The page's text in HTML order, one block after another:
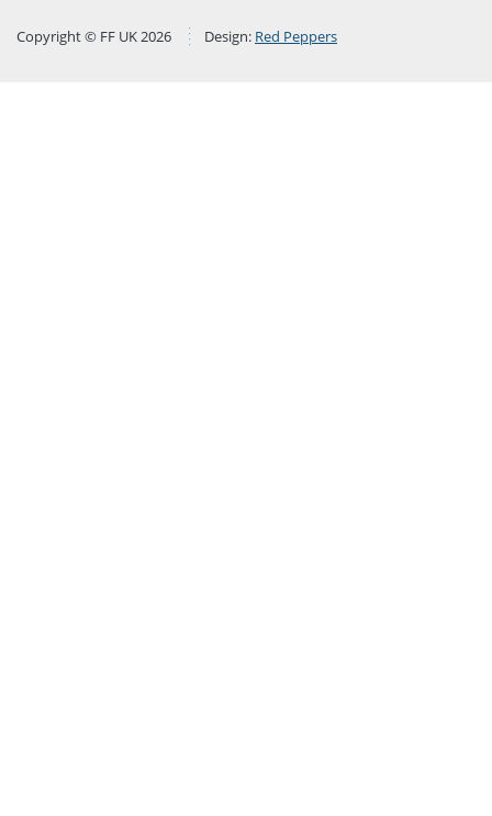
Copyright © FF UK 2026 Design: Red Peppers